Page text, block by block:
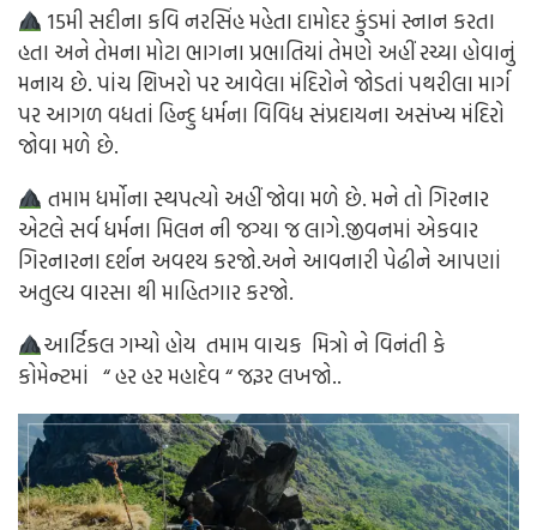
15મી સદીના કવિ નરસિંહ મહેતા દામોદર કુંડમાં સ્નાન કરતા
હતા અને તેમના મોટા ભાગના પ્રભાતિયાં તેમણે અહીં રચ્યા હોવાનું
મનાય છે. પાંચ શિખરો પર આવેલા મંદિરોને જોડતાં પથરીલા માર્ગ
પર આગળ વધતાં હિન્દુ ધર્મના વિવિધ સંપ્રદાયના અસંખ્ય મંદિરો
જોવા મળે છે.
તમામ ધર્મોના સ્થપત્યો અહીં જોવા મળે છે. મને તો ગિરનાર
એટલે સર્વ ધર્મના મિલન ની જગ્યા જ લાગે.જીવનમાં એકવાર
ગિરનારના દર્શન અવશ્ય કરજો.અને આવનારી પેઢીને આપણાં
અતુલ્ય વારસા થી માહિતગાર કરજો.
આર્ટિકલ ગમ્યો હોય તમામ વાચક મિત્રો ને વિનંતી કે
કોમેન્ટમાં “ હર હર મહાદેવ “ જરૂર લખજો..